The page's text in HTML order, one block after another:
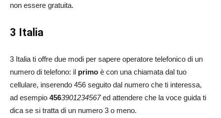
non essere gratuita.
3 Italia
3 Italia ti offre due modi per sapere operatore telefonico di un
numero di telefono: il primo è con una chiamata dal tuo
cellulare, inserendo 456 seguito dal numero che ti interessa,
ad esempio 4563901234567ed attendere che la voce guida ti
dica se si tratta di un numero 3 o meno.